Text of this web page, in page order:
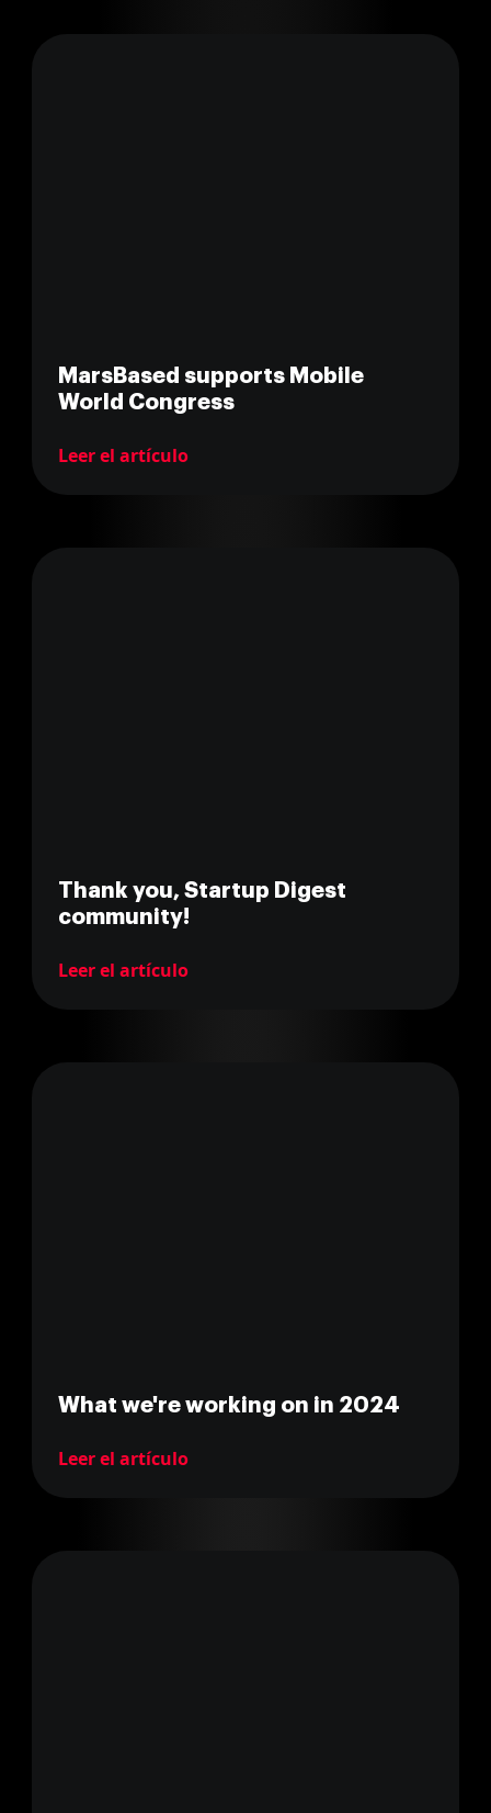
MarsBased supports Mobile
World Congress
Leer el artículo
Thank you, Startup Digest
community!
Leer el artículo
What we're working on in 2024
Leer el artículo